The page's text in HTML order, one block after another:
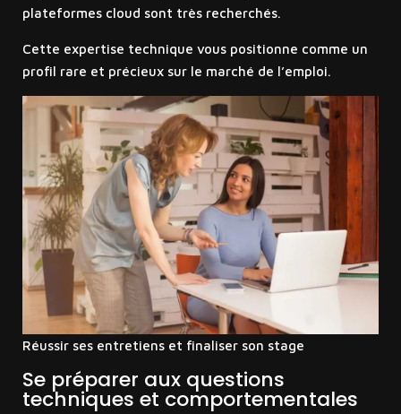
plateformes cloud sont très recherchés.
Cette expertise technique vous positionne comme un
profil rare et précieux sur le marché de l’emploi.
Réussir ses entretiens et finaliser son stage
Se préparer aux questions
techniques et comportementales